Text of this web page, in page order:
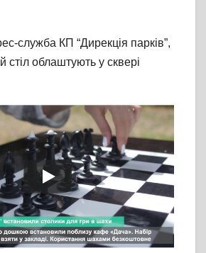
служба КП “Дирекція парків”,
стіл облаштують у сквері